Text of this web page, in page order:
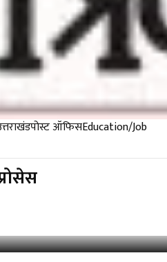
पोस्ट ऑफिसEducation/Job